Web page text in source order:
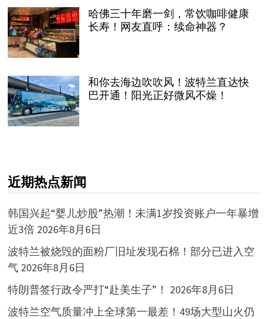
哈佛三十年磨一剑，常饮咖啡健康
长寿！网友直呼：续命神器？
和你去海边吹吹风！波特兰直达快
巴开通！阳光正好微风不燥！
近期热点新闻
韩国兴起“婴儿炒股”热潮！未满1岁投资账户一年暴增
近3倍 2026年8月6日
波特兰被烧毁的面粉厂旧址发现石棉！部分已进入空
气 2026年8月6日
特朗普签行政令严打“赴美生子”！ 2026年8月6日
波特兰空气质量冲上全球第一最差！49场大型山火仍